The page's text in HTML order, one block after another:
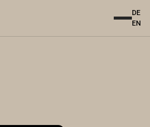
DE
EN